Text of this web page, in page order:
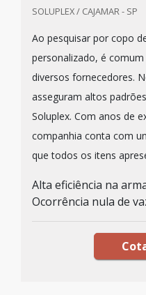
SOLUPLEX / CAJAMAR - SP
Ao pesquisar por copo
personalizado, é
diversos fornecedores.
asseguram altos
Soluplex. Com anos de
companhia conta com
que todos os itens
Alta eficiência na
Ocorrência nula de